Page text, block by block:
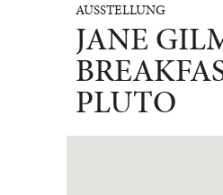
AUSSTELLUNG
JANE
PLUTO